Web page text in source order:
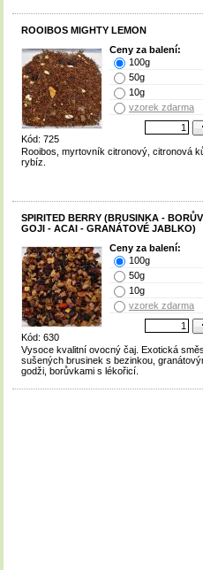
ROOIBOS MIGHTY LEMON
Kód: 725
Ceny za balení:
100g
50g
10g
vzorek zdarma
Rooibos, myrtovník citronový, citronová
rybíz.
SPIRITED BERRY (BRUSINKA -
GOJI - ACAI - GRANÁTOVÉ JABLKO)
Kód: 630
Ceny za balení:
100g
50g
10g
vzorek zdarma
Vysoce kvalitní ovocný čaj. Exotická
sušených brusinek s bezinkou,
godži, borůvkami s lékořicí.